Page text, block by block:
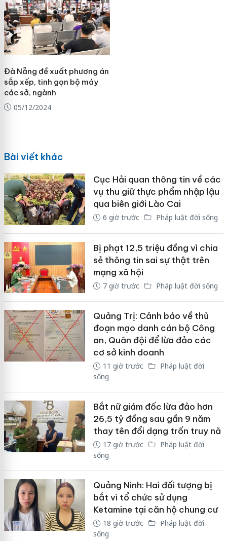
Đà Nẵng đề xuất phương án
sắp xếp, tinh gọn bộ máy
các sở, ngành
05/12/2024
Bài viết khác
Cục Hải quan thông tin về các
vụ thu giữ thực phẩm nhập lậu
qua biên giới Lào Cai
6 giờ trước Pháp luật đời sống
Bị phạt 12,5 triệu đồng vì chia
sẻ thông tin sai sự thật trên
mạng xã hội
7 giờ trước Pháp luật đời sống
Quảng Trị: Cảnh báo về thủ
đoạn mạo danh cán bộ Công
an, Quân đội để lừa đảo các
cơ sở kinh doanh
11 giờ trước
Pháp luật đời
sống
Bắt nữ giám đốc lừa đảo hơn
26,5 tỷ đồng sau gần 9 năm
thay tên đổi dạng trốn truy nã
17 giờ trước
Pháp luật đời
sống
Quảng Ninh: Hai đối tượng bị
bắt vì tổ chức sử dụng
Ketamine tại căn hộ chung cư
18 giờ trước
Pháp luật đời
sống